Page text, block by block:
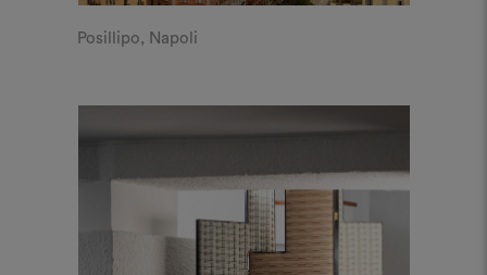
Posillipo, Napoli